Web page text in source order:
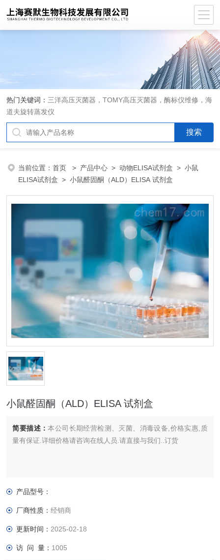
热门关键词： 三洋高压灭菌器，TOMY高压灭菌器，酶标仪维修，海
道夫旋转蒸发仪
当前位置：首页 > 产品中心 >动物ELISA试剂盒 >小鼠
ELISA试剂盒 > 小鼠醛固酮（ALD）ELISA 试剂盒
小鼠醛固酮（ALD）ELISA 试剂盒
简要描述：本公司长期经营检测、灭菌、消毒设备,价格实惠,质
量有保证.详细价格请咨询在线人员.请直接与我们..订货
产品型号：
厂商性质：经销商
更新时间： 2025-02-18
访 问 量： 1005